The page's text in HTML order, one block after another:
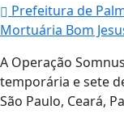
Prefeitura de
Mortuária Bom
A Operação
temporária e sete
São Paulo, Ceará,